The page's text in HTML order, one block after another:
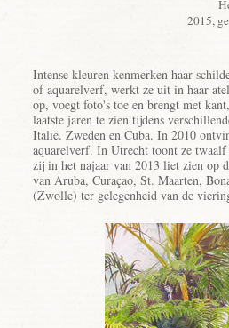
2015,
Intense kleuren kenmerken haar
of aquarelverf, werkt ze uit in haar
op, voegt foto's toe en brengt met
laatste jaren te zien tijdens
Italië. Zweden en Cuba. In 2010
aquarelverf. In Utrecht toont ze
zij in het najaar van 2013 liet zien op
van Aruba, Curaçao, St. Maarten,
(Zwolle) ter gelegenheid van de